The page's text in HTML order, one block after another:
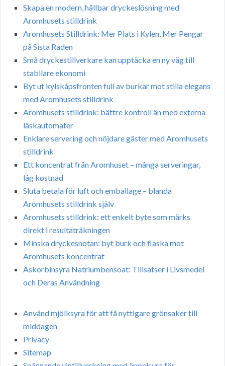
Skapa en modern, hållbar dryckeslösning med
Aromhusets stilldrink
Aromhusets Stilldrink: Mer Plats i Kylen, Mer Pengar
på Sista Raden
Små dryckestillverkare kan upptäcka en ny väg till
stabilare ekonomi
Byt ut kylskåpsfronten full av burkar mot stilla elegans
med Aromhusets stilldrink
Aromhusets stilldrink: bättre kontroll än med externa
läskautomater
Enklare servering och nöjdare gäster med Aromhusets
stilldrink
Ett koncentrat från Aromhuset – många serveringar,
låg kostnad
Sluta betala för luft och emballage – blanda
Aromhusets stilldrink själv
Aromhusets stilldrink: ett enkelt byte som märks
direkt i resultaträkningen
Minska dryckesnotan: byt burk och flaska mot
Aromhusets koncentrat
Askorbinsyra Natriumbensoat: Tillsatser i Livsmedel
och Deras Användning
Använd mjölksyra för att få nyttigare grönsaker till
middagen
Privacy
Sitemap